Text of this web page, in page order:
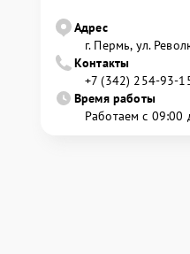
Адрес
г. Пермь, ул.
Контакты
+7 (342) 254-93-
Время работы
Работаем с 09:00